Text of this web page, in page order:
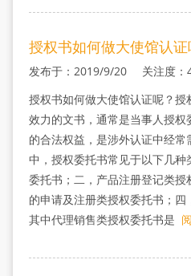
授权书如何做大使馆认证
发布于：2019/9/20 关注度：
授权书如何做大使馆认证呢？
效力的文书，通常是当事人授
的合法权益，是涉外认证中经
中，授权委托书常见于以下几
委托书；二，产品注册登记类
的申请及注册类授权委托书；四
其中代理销售类授权委托书是